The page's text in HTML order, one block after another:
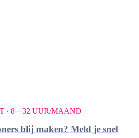
· 8—32 UUR/MAAND
blij maken? Meld je snel